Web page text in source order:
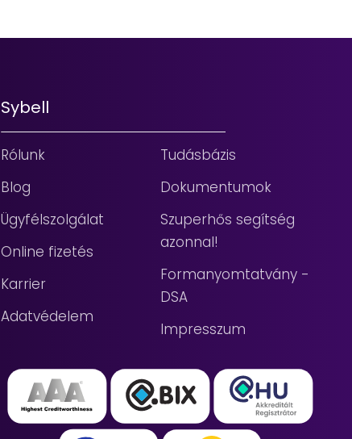
Sybell
Rólunk
Blog
Ügyfélszolgálat
Online fizetés
Karrier
Adatvédelem
Tudásbázis
Dokumentumok
Szuperhős segítség
azonnal!
Formanyomtatvány -
DSA
Impresszum